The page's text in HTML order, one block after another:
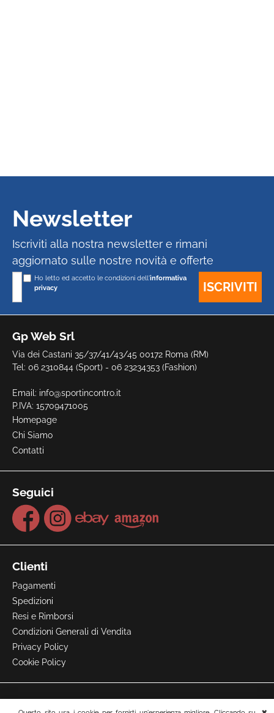
Gp Web Srl
Via dei Castani 35/37/41/43/45 00172 Roma (RM)
Tel: 06 2310844 (Sport) - 06 23234353 (Fashion)
Email: info@sportincontro.it
P.IVA: 15709471005
Homepage
Chi Siamo
Contatti
Seguici
Clienti
Pagamenti
Spedizioni
Resi e Rimborsi
Condizioni Generali di Vendita
Privacy Policy
Cookie Policy
Newsletter
Iscriviti alla nostra newsletter e rimani
aggiornato sulle nostre novità e offerte
Ho letto ed accetto le condizioni dell'informativa
privacy